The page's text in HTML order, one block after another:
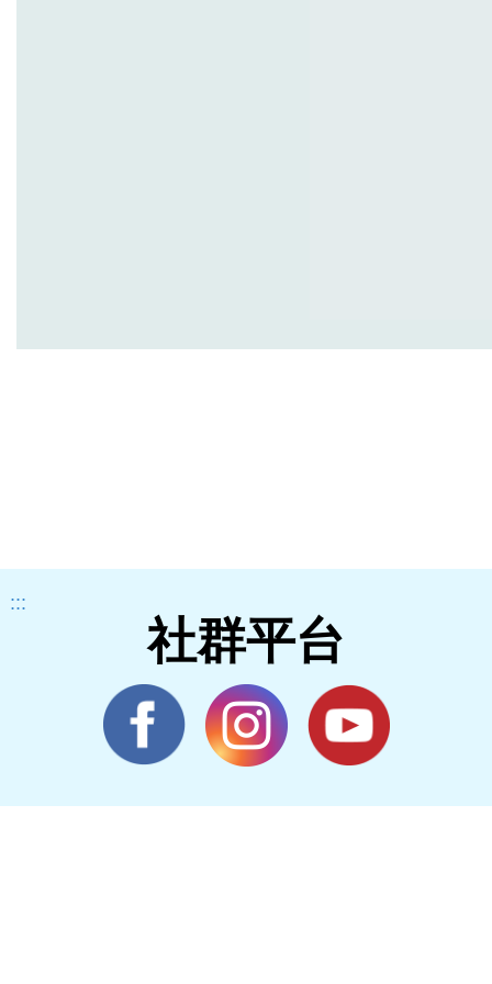
:::
社群平台